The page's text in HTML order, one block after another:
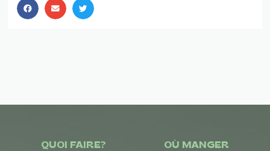
QUOI FAIRE? OÙ MANGER